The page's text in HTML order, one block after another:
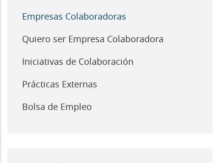
Empresas Colaboradoras
Quiero ser Empresa Colaboradora
Iniciativas de Colaboración
Prácticas Externas
Bolsa de Empleo